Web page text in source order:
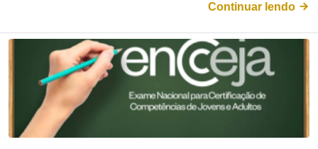
Continuar lendo